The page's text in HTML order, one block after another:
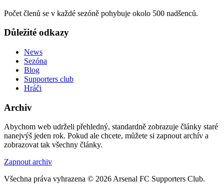
Počet členů se v každé sezóně pohybuje okolo 500 nadšenců.
Důležité odkazy
News
Sezóna
Blog
Supporters club
Hráči
Archiv
Abychom web udrželi přehledný, standardně zobrazuje články staré
nanejvýš jeden rok. Pokud ale chcete, můžete si zapnout archív a
zobrazovat tak všechny články.
Zapnout archiv
Všechna práva vyhrazena © 2026 Arsenal FC Supporters Club.